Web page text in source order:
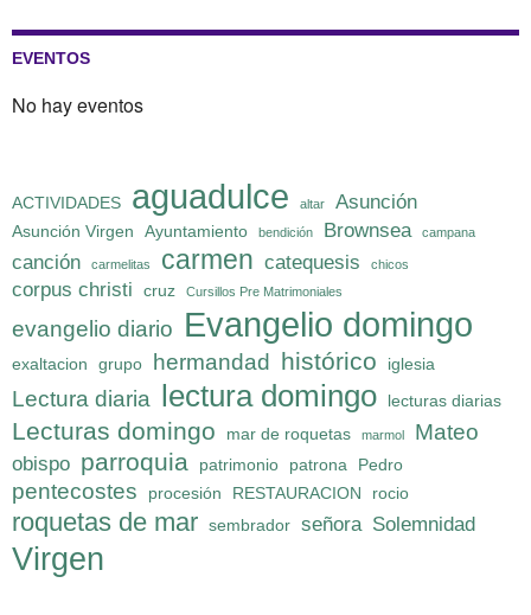
EVENTOS
No hay eventos
ACTIVIDADES aguadulce altar Asunción
Asunción Virgen Ayuntamiento bendición Brownsea campana
canción carmelitas carmen catequesis chicos
corpus christi cruz Cursillos Pre Matrimoniales
evangelio diario Evangelio domingo
exaltacion grupo hermandad histórico iglesia
Lectura diaria lectura domingo lecturas diarias
Lecturas domingo mar de roquetas marmol Mateo
obispo parroquia patrimonio patrona Pedro
pentecostes procesión RESTAURACION rocio
roquetas de mar sembrador señora Solemnidad
Virgen